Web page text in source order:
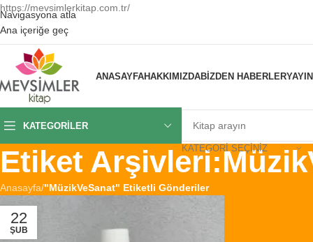
https://mevsimlerkitap.com.tr/
Navigasyona atla
Ana içeriğe geç
ANASAYFAHAKKIMIZDABIZDEN HABERLER
KATEGORILER
KATEGORI SEÇINIZ
Etiket
Anasayfa/"MüzikVeSanat" Etiketli Gönderiler
22
ŞUB